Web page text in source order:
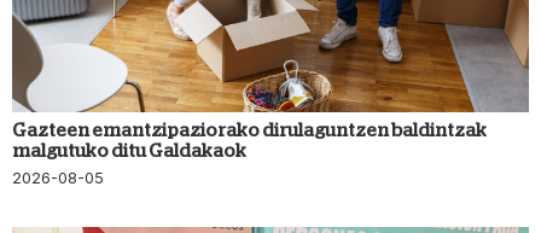
Gazteen emantzipaziorako dirulaguntzen baldintzak
malgutuko ditu Galdakaok
2026-08-05